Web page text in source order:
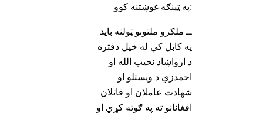
په ټینګه غوښتنه کوو:
ــ ملګرو ملتونو ټولنه باید
په کابل کې له خپل دفتره
د ارواښاد نجیب الله او
احمدزي د ویستلو او
شهادت عاملان او قاتلان
افغانانو ته په ګوته کړي او